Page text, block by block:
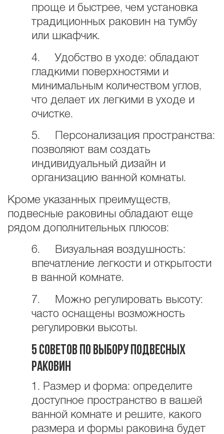
проще и быстрее, чем установка
традиционных раковин на тумбу
или шкафчик.
4. Удобство в уходе: обладают
гладкими поверхностями и
минимальным количеством углов,
что делает их легкими в уходе и
очистке.
5. Персонализация пространства:
позволяют вам создать
индивидуальный дизайн и
организацию ванной комнаты.
Кроме указанных преимуществ,
подвесные раковины обладают еще
рядом дополнительных плюсов:
6. Визуальная воздушность:
впечатление легкости и открытости
в ванной комнате.
7. Можно регулировать высоту:
часто оснащены возможность
регулировки высоты.
5 советов по выбору подвесных
раковин
1. Размер и форма: определите
доступное пространство в вашей
ванной комнате и решите, какого
размера и формы раковина будет